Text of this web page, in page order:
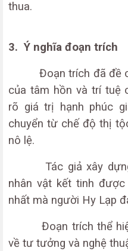
thua.
3. Ý nghĩa đoạn trích
Đoạn trích đã đề
của tâm hồn và trí tuệ
rõ giá trị hạnh phúc
chuyển từ chế độ thị
nô lệ.
Tác giả xây dựng
nhân vật kết tinh
nhất mà người Hy Lạp
Đoạn trích thể hiện
về tư tưởng và nghệ